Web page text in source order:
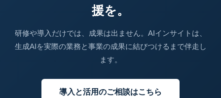
援を。
研修や導入だけでは、成果は出ません。AIインサイトは、
生成AIを実際の業務と事業の成果に結びつけるまで伴走し
ます。
導入と活用のご相談はこちら